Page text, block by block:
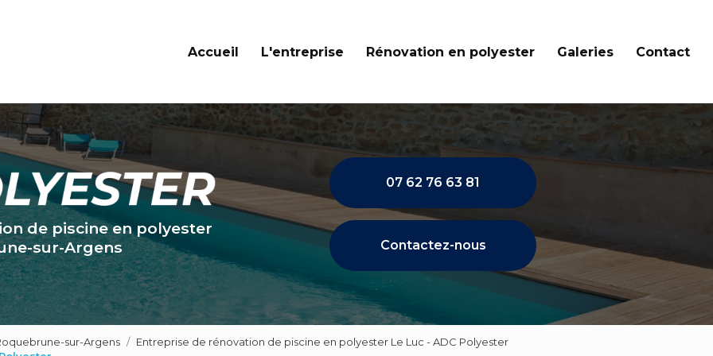
Accueil L'entreprise Rénovation en polyester Galeries Contact
de piscine en polyester
sur-Argens
07 62 76 63 81
Contactez-nous
sur-Argens
Entreprise de rénovation de piscine en polyester Le Luc - ADC Polyester